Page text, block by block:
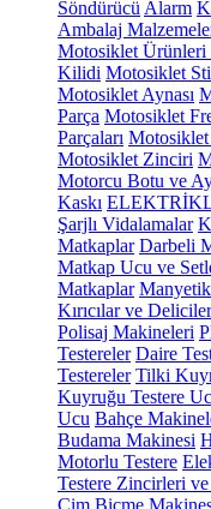
Söndürücü Alarm
Ambalaj
Motosiklet Ürünleri
Kilidi Motosiklet
Motosiklet Aynası
Parça Motosiklet
Parçaları
Motosiklet Zinciri
Motorcu Botu ve
Kaskı
Şarjlı Vidalamalar
Matkaplar Darbeli
Matkap Ucu ve
Matkaplar
Kırıcılar ve Deliciler
Polisaj Makineleri
Testereler Daire
Testereler Tilki
Kuyruğu Testere
Ucu Bahçe
Budama Makinesi
Motorlu Testere
Testere Zincirleri ve
Çim Biçme